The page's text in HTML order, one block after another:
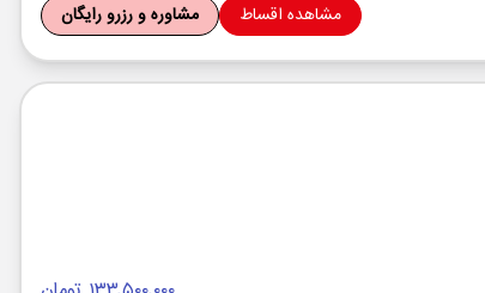
مشاهده اقساط مشاوره و رزرو رایگان